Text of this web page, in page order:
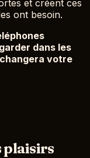
et créent ces
ont besoin.
dans les
votre
plaisirs